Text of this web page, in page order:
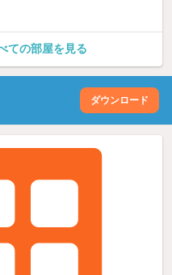
ての部屋を見る
ダウンロード